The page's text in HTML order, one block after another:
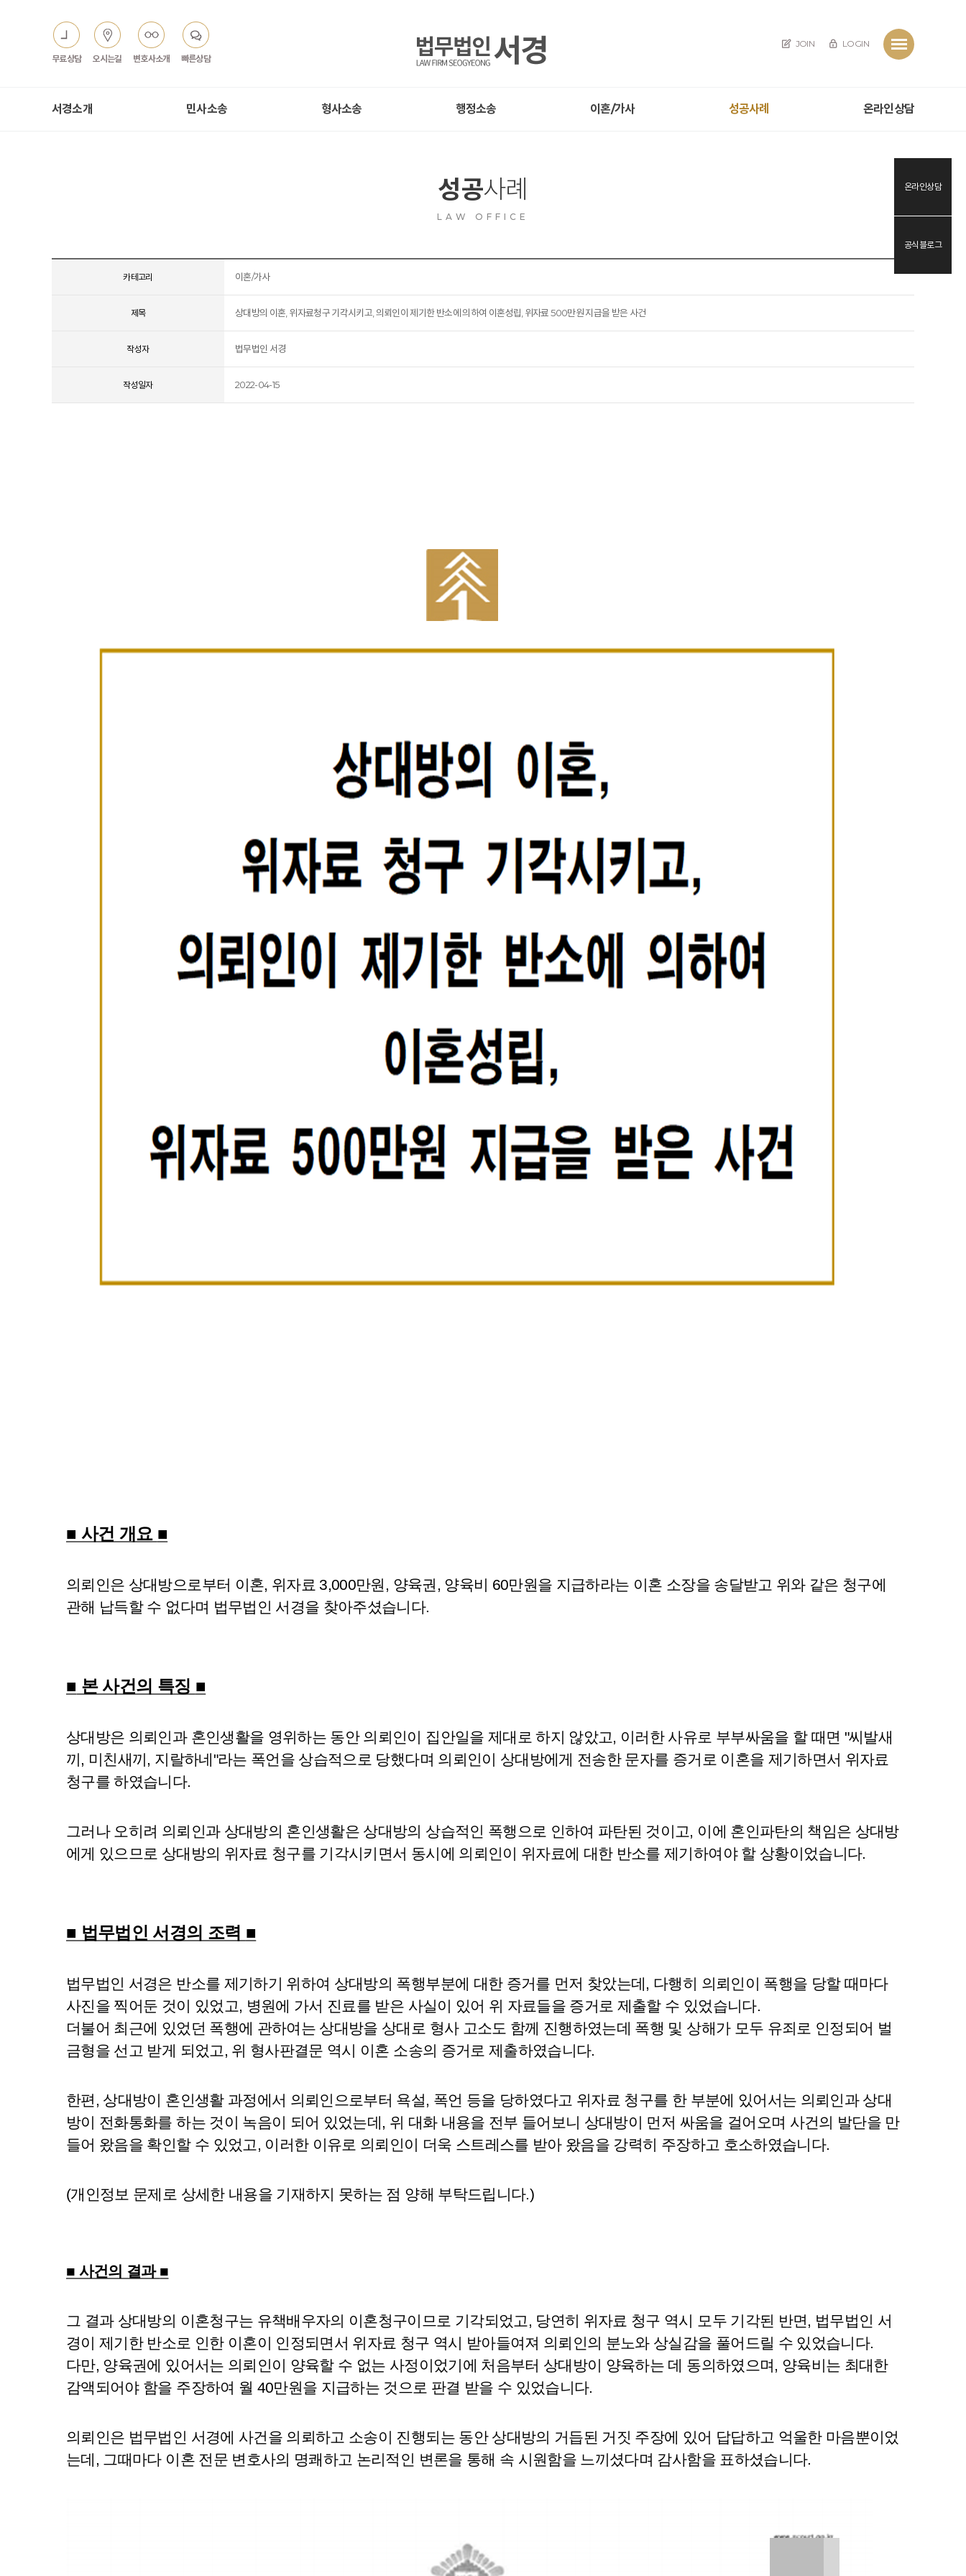
무료상담 오시는길 변호사소개 빠른상담
JOIN LOGIN
서경소개 민사소송 형사소송 행정소송 이혼/가사 성공사례 온라인상담
성공사례
LAW OFFICE
카테고리 이혼/가사
제목 상대방의 이혼, 위자료청구 기각시키고, 의뢰인이 제기한 반소에 의하여 이혼성립, 위자료 500만원 지급을 받은 사건
작성자 법무법인 서경
작성일자 2022-04-15
■ 사건 개요 ■
의뢰인은 상대방으로부터 이혼, 위자료 3,000만원, 양육권, 양육비 60만원을 지급하라는 이혼 소장을 송달받고 위와 같은 청구에
관해 납득할 수 없다며 법무법인 서경을 찾아주셨습니다.
■ 본 사건의 특징 ■
상대방은 의뢰인과 혼인생활을 영위하는 동안 의뢰인이 집안일을 제대로 하지 않았고, 이러한 사유로 부부싸움을 할 때면 "씨발새
끼, 미친새끼, 지랄하네"라는 폭언을 상습적으로 당했다며 의뢰인이 상대방에게 전송한 문자를 증거로 이혼을 제기하면서 위자료
청구를 하였습니다.
그러나 오히려 의뢰인과 상대방의 혼인생활은 상대방의 상습적인 폭행으로 인하여 파탄된 것이고, 이에 혼인파탄의 책임은 상대방
에게 있으므로 상대방의 위자료 청구를 기각시키면서 동시에 의뢰인이 위자료에 대한 반소를 제기하여야 할 상황이었습니다.
■ 법무법인 서경의 조력 ■
법무법인 서경은 반소를 제기하기 위하여 상대방의 폭행부분에 대한 증거를 먼저 찾았는데, 다행히 의뢰인이 폭행을 당할 때마다
사진을 찍어둔 것이 있었고, 병원에 가서 진료를 받은 사실이 있어 위 자료들을 증거로 제출할 수 있었습니다.
더불어 최근에 있었던 폭행에 관하여는 상대방을 상대로 형사 고소도 함께 진행하였는데 폭행 및 상해가 모두 유죄로 인정되어 벌
금형을 선고 받게 되었고, 위 형사판결문 역시 이혼 소송의 증거로 제출하였습니다.
한편, 상대방이 혼인생활 과정에서 의뢰인으로부터 욕설, 폭언 등을 당하였다고 위자료 청구를 한 부분에 있어서는 의뢰인과 상대
방이 전화통화를 하는 것이 녹음이 되어 있었는데, 위 대화 내용을 전부 들어보니 상대방이 먼저 싸움을 걸어오며 사건의 발단을 만
들어 왔음을 확인할 수 있었고, 이러한 이유로 의뢰인이 더욱 스트레스를 받아 왔음을 강력히 주장하고 호소하였습니다.
(개인정보 문제로 상세한 내용을 기재하지 못하는 점 양해 부탁드립니다.)
■ 사건의 결과 ■
그 결과 상대방의 이혼청구는 유책배우자의 이혼청구이므로 기각되었고, 당연히 위자료 청구 역시 모두 기각된 반면, 법무법인 서
경이 제기한 반소로 인한 이혼이 인정되면서 위자료 청구 역시 받아들여져 의뢰인의 분노와 상실감을 풀어드릴 수 있었습니다.
다만, 양육권에 있어서는 의뢰인이 양육할 수 없는 사정이었기에 처음부터 상대방이 양육하는 데 동의하였으며, 양육비는 최대한
감액되어야 함을 주장하여 월 40만원을 지급하는 것으로 판결 받을 수 있었습니다.
의뢰인은 법무법인 서경에 사건을 의뢰하고 소송이 진행되는 동안 상대방의 거듭된 거짓 주장에 있어 답답하고 억울한 마음뿐이었
는데, 그때마다 이혼 전문 변호사의 명쾌하고 논리적인 변론을 통해 속 시원함을 느끼셨다며 감사함을 표하셨습니다.
온라인상담
공식블로그